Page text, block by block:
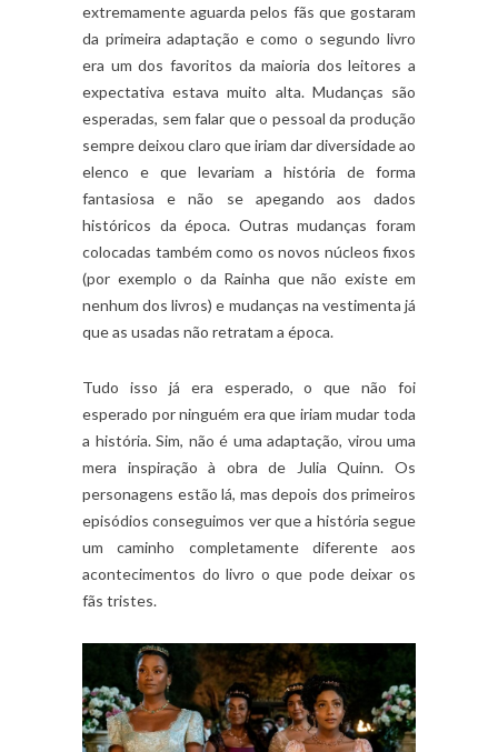
extremamente aguarda pelos fãs que gostaram
da primeira adaptação e como o segundo livro
era um dos favoritos da maioria dos leitores a
expectativa estava muito alta. Mudanças são
esperadas, sem falar que o pessoal da produção
sempre deixou claro que iriam dar diversidade ao
elenco e que levariam a história de forma
fantasiosa e não se apegando aos dados
históricos da época. Outras mudanças foram
colocadas também como os novos núcleos fixos
(por exemplo o da Rainha que não existe em
nenhum dos livros) e mudanças na vestimenta já
que as usadas não retratam a época.
Tudo isso já era esperado, o que não foi
esperado por ninguém era que iriam mudar toda
a história. Sim, não é uma adaptação, virou uma
mera inspiração à obra de Julia Quinn. Os
personagens estão lá, mas depois dos primeiros
episódios conseguimos ver que a história segue
um caminho completamente diferente aos
acontecimentos do livro o que pode deixar os
fãs tristes.